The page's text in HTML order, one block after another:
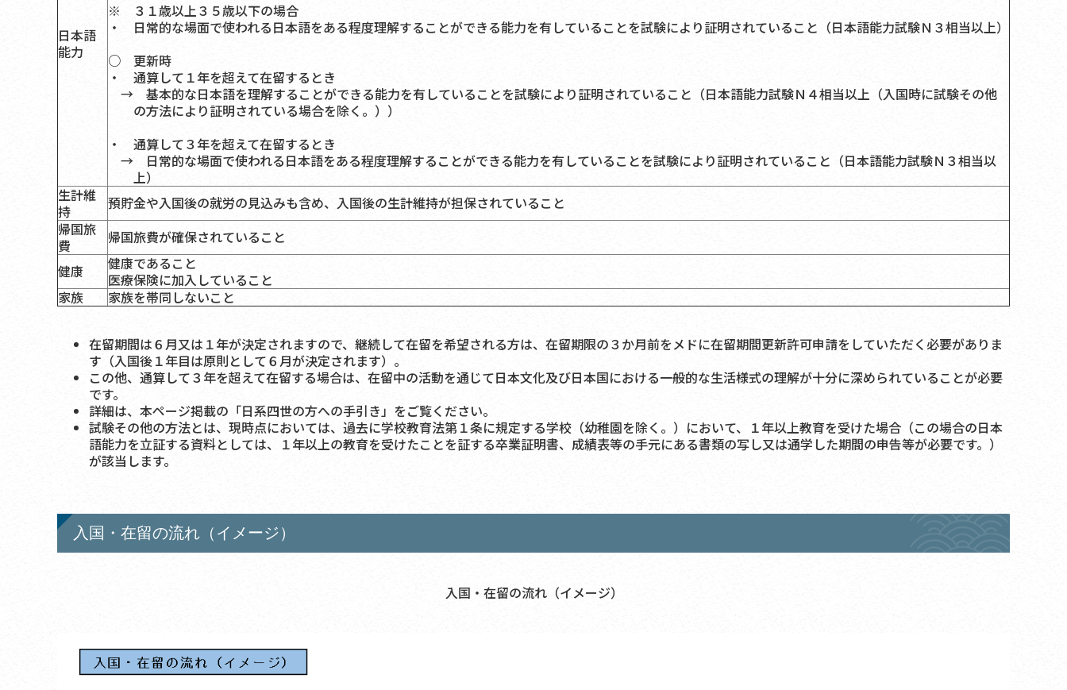
日本語
能力
※ ３１歳以上３５歳以下の場合
・ 日常的な場面で使われる日本語をある程度理解することができる能力を有していることを試験により証明されていること（日本語能力試験Ｎ３相当以上）
○ 更新時
・ 通算して１年を超えて在留するとき
→ 基本的な日本語を理解することができる能力を有していることを試験により証明されていること（日本語能力試験Ｎ４相当以上（入国時に試験その他
の方法により証明されている場合を除く。））
・ 通算して３年を超えて在留するとき
→ 日常的な場面で使われる日本語をある程度理解することができる能力を有していることを試験により証明されていること（日本語能力試験Ｎ３相当以
上）
生計維
持
預貯金や入国後の就労の見込みも含め、入国後の生計維持が担保されていること
帰国旅
費
帰国旅費が確保されていること
健康
健康であること
医療保険に加入していること
家族
家族を帯同しないこと
在留期間は６月又は１年が決定されますので、継続して在留を希望される方は、在留期限の３か月前をメドに在留期間更新許可申請をしていただく必要がありま
す（入国後１年目は原則として６月が決定されます）。
この他、通算して３年を超えて在留する場合は、在留中の活動を通じて日本文化及び日本国における一般的な生活様式の理解が十分に深められていることが必要
です。
詳細は、本ページ掲載の「日系四世の方への手引き」をご覧ください。
試験その他の方法とは、現時点においては、過去に学校教育法第１条に規定する学校（幼稚園を除く。）において、１年以上教育を受けた場合（この場合の日本
語能力を立証する資料としては、１年以上の教育を受けたことを証する卒業証明書、成績表等の手元にある書類の写し又は通学した期間の申告等が必要です。）
が該当します。
入国・在留の流れ（イメージ）
入国・在留の流れ（イメージ）